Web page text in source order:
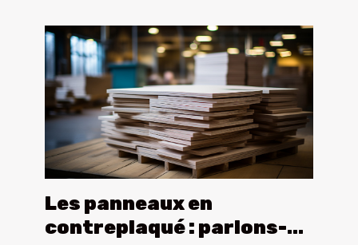
Les panneaux en
contreplaqué : parlons-